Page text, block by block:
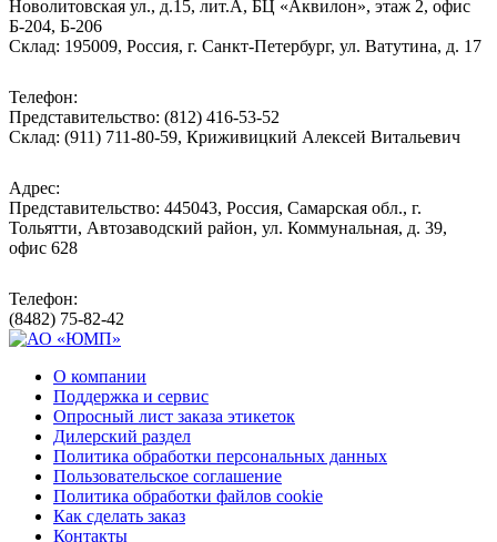
Новолитовская ул., д.15, лит.А, БЦ «Аквилон», этаж 2, офис
Б-204, Б-206
Склад: 195009, Россия, г. Санкт-Петербург, ул. Ватутина, д. 17
Телефон:
Представительство: (812) 416-53-52
Склад: (911) 711-80-59, Криживицкий Алексей Витальевич
Адрес:
Представительство: 445043, Россия, Самарская обл., г.
Тольятти, Автозаводский район, ул. Коммунальная, д. 39,
офис 628
Телефон:
(8482) 75-82-42
О компании
Поддержка и сервис
Опросный лист заказа этикеток
Дилерский раздел
Политика обработки персональных данных
Пользовательское соглашение
Политика обработки файлов cookie
Как сделать заказ
Контакты